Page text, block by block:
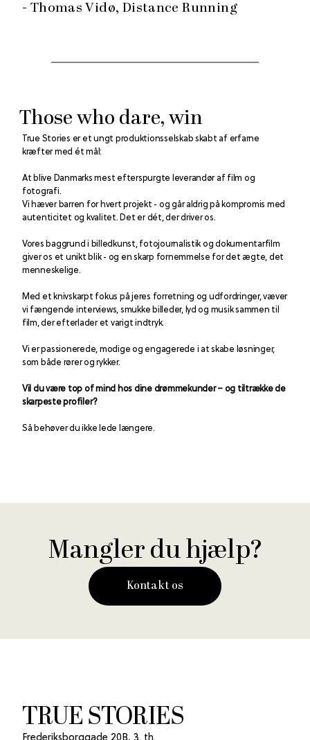
- Thomas Vidø, Distance Running
Those who dare, win
True Stories er et ungt produktionsselskab skabt af erfarne
kræfter med ét mål:
At blive Danmarks mest efterspurgte leverandør af film og
fotografi.
Vi hæver barren for hvert projekt - og går aldrig på kompromis med
autenticitet og kvalitet. Det er dét, der driver os.
Vores baggrund i billedkunst, fotojournalistik og dokumentarfilm
giver os et unikt blik - og en skarp fornemmelse for det ægte, det
menneskelige.
Med et knivskarpt fokus på jeres forretning og udfordringer, væver
vi fængende interviews, smukke billeder, lyd og musik sammen til
film, der efterlader et varigt indtryk.
Vi er passionerede, modige og engagerede i at skabe løsninger,
som både rører og rykker.
Vil du være top of mind hos dine drømmekunder – og tiltrække de
skarpeste profiler?
Så behøver du ikke lede længere.
Mangler du hjælp?
Kontakt os
TRUE STORIES